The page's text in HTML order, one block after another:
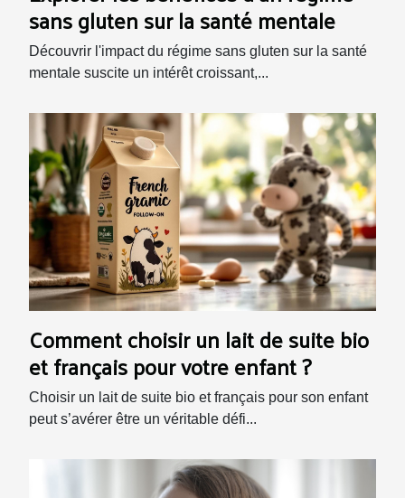
sans gluten sur la santé mentale
Découvrir l'impact du régime sans gluten sur la santé
mentale suscite un intérêt croissant,...
Comment choisir un lait de suite bio
et français pour votre enfant ?
Choisir un lait de suite bio et français pour son enfant
peut s’avérer être un véritable défi...